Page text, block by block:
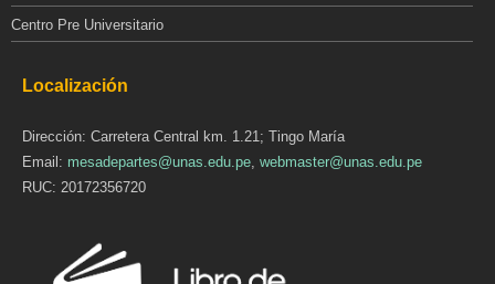
Centro Pre Universitario
Localización
Dirección: Carretera Central km. 1.21; Tingo María
Email: mesadepartes@unas.edu.pe, webmaster@unas.edu.pe
RUC: 20172356720